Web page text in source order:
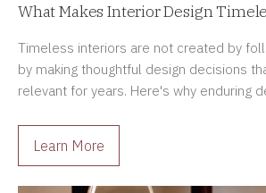
What Makes Interior Design
Timeless interiors are not created by
by making thoughtful design decisions
relevant for years. Here's why enduring
Learn More